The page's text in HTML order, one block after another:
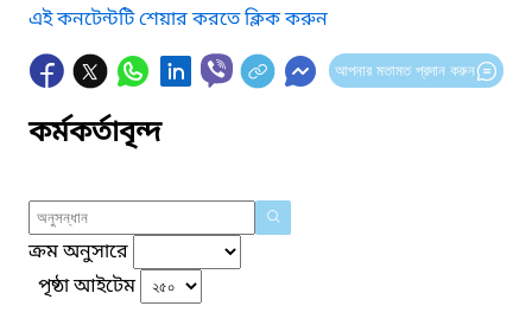
এই কনটেন্টটি শেয়ার করতে ক্লিক করুন
আপনার মতামত প্রদান করুন
কর্মকর্তাবৃন্দ
ক্রম অনুসারে
পৃষ্ঠা আইটেম